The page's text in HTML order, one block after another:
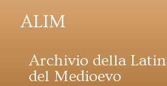
ALIM
Archivio della
del Medioevo